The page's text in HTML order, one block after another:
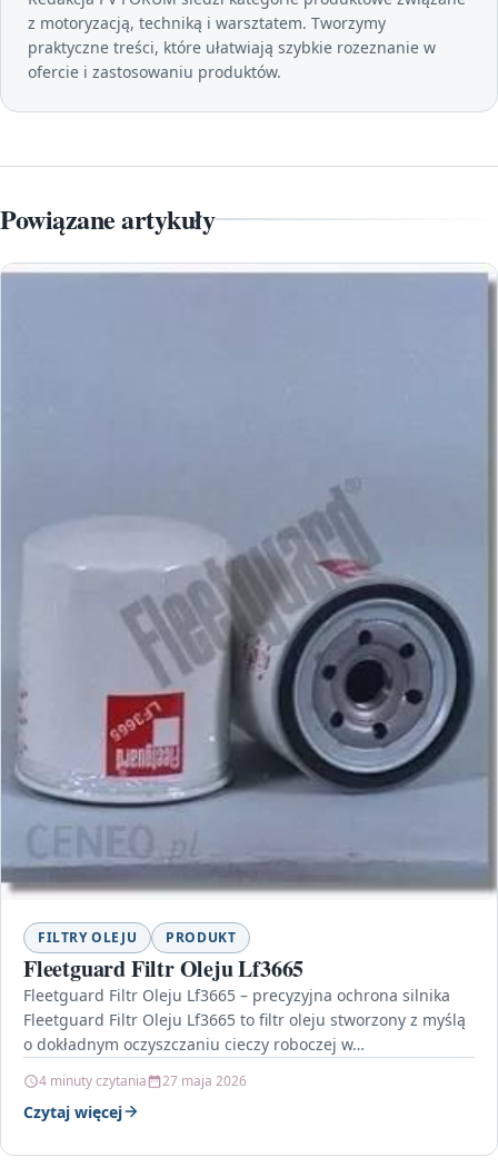
z motoryzacją, techniką i warsztatem. Tworzymy
praktyczne treści, które ułatwiają szybkie rozeznanie w
ofercie i zastosowaniu produktów.
Powiązane artykuły
FILTRY OLEJU PRODUKT
Fleetguard Filtr Oleju Lf3665
Fleetguard Filtr Oleju Lf3665 – precyzyjna ochrona silnika
Fleetguard Filtr Oleju Lf3665 to filtr oleju stworzony z myślą
o dokładnym oczyszczaniu cieczy roboczej w…
4 minuty czytania 27 maja 2026
Czytaj więcej